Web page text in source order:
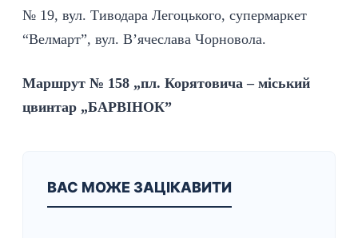
№ 19, вул. Тиводара Легоцького, супермаркет
“Велмарт”, вул. В’ячеслава Чорновола.
Маршрут № 158 „пл. Корятовича – міський
цвинтар „БАРВІНОК”
ВАС МОЖЕ ЗАЦІКАВИТИ